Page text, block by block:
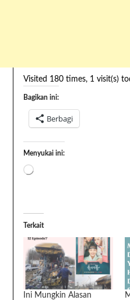
Visited 180 times, 1 visit(s)
Bagikan ini:
Berbagi
Menyukai ini:
Terkait
Ini Mungkin Alasan